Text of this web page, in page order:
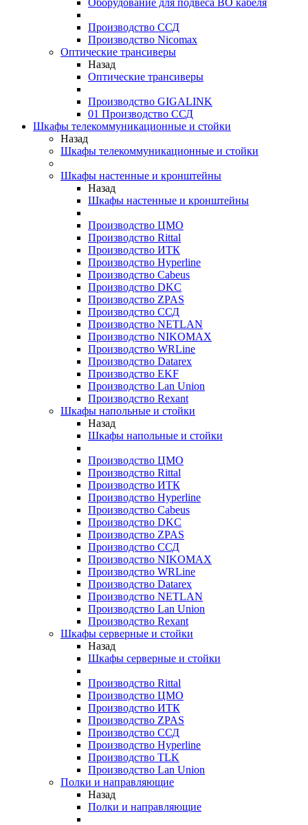
Оборудование для подвеса ВО кабеля
Производство ССД
Производство Nicomax
Оптические трансиверы
Назад
Оптические трансиверы
Производство GIGALINK
01 Производство ССД
Шкафы телекоммуникационные и стойки
Назад
Шкафы телекоммуникационные и стойки
Шкафы настенные и кронштейны
Назад
Шкафы настенные и кронштейны
Производство ЦМО
Производство Rittal
Производство ИТК
Производство Hyperline
Производство Cabeus
Производство DKC
Производство ZPAS
Производство ССД
Производство NETLAN
Производство NIKOMAX
Производство WRLine
Производство Datarex
Производство EKF
Производство Lan Union
Производство Rexant
Шкафы напольные и стойки
Назад
Шкафы напольные и стойки
Производство ЦМО
Производство Rittal
Производство ИТК
Производство Hyperline
Производство Cabeus
Производство DKC
Производство ZPAS
Производство ССД
Производство NIKOMAX
Производство WRLine
Производство Datarex
Производство NETLAN
Производство Lan Union
Производство Rexant
Шкафы серверные и стойки
Назад
Шкафы серверные и стойки
Производство Rittal
Производство ЦМО
Производство ИТК
Производство ZPAS
Производство ССД
Производство Hyperline
Производство TLK
Производство Lan Union
Полки и направляющие
Назад
Полки и направляющие